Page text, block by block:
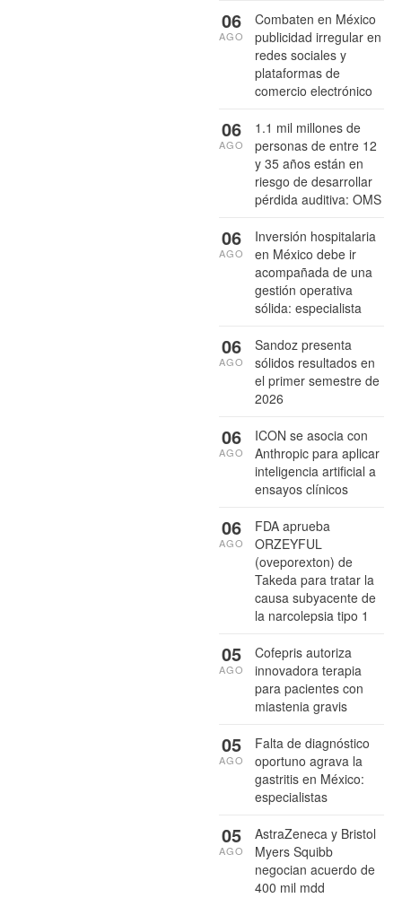
Combaten en México
publicidad irregular en
redes sociales y
plataformas de
comercio electrónico
06
AGO
1.1 mil millones de
personas de entre 12
y 35 años están en
riesgo de desarrollar
pérdida auditiva: OMS
06
AGO
Inversión hospitalaria
en México debe ir
acompañada de una
gestión operativa
sólida: especialista
06
AGO
Sandoz presenta
sólidos resultados en
el primer semestre de
2026
06
AGO
ICON se asocia con
Anthropic para aplicar
inteligencia artificial a
ensayos clínicos
06
AGO
FDA aprueba
ORZEYFUL
(oveporexton) de
Takeda para tratar la
causa subyacente de
la narcolepsia tipo 1
06
AGO
Cofepris autoriza
innovadora terapia
para pacientes con
miastenia gravis
05
AGO
Falta de diagnóstico
oportuno agrava la
gastritis en México:
especialistas
05
AGO
AstraZeneca y Bristol
Myers Squibb
negocian acuerdo de
400 mil mdd
05
AGO